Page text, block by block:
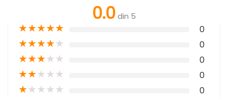
0.0 din 5
★★★★★ 0
★★★★★ 0
★★★★★ 0
★★★★★ 0
★★★★★ 0